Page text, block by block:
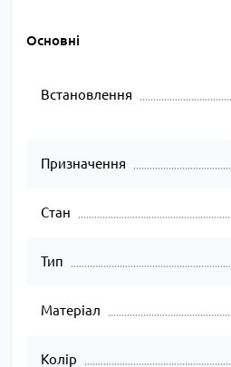
Основні
Встановлення
Призначення
Стан
Тип
Матеріал
Колір